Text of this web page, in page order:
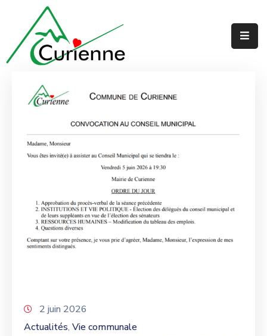
Accueil
Mairie
Quotidien
Jeunesse
2 juin 2026
Actualités‚ Vie communale